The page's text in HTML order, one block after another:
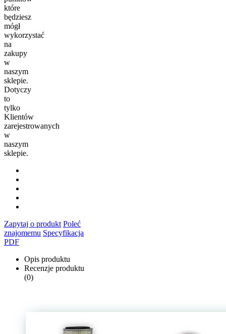
które
będziesz
mógł
wykorzystać
na
zakupy
w
naszym
sklepie.
Dotyczy
to
tylko
Klientów
zarejestrowanych
w
naszym
sklepie.
Zapytaj o produkt Poleć
znajomemu Specyfikacja
PDF
Opis produktu
Recenzje produktu
(0)